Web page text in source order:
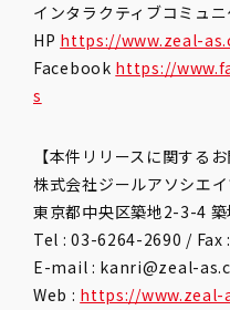
インタラクティブコミュ
HP https://www.zeal-
Facebook https://
s
【本件リリースに関する
株式会社ジールアソシエ
東京都中央区築地2-3-4
Tel : 03-6264-2690 / Fax
E-mail : kanri@zeal-
Web : https://www.zeal-